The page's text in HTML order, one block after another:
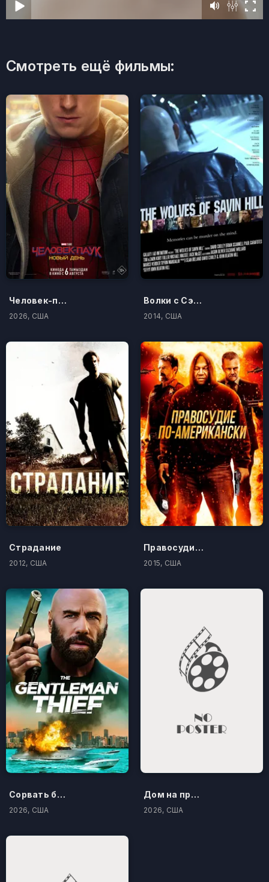
Смотреть ещё фильмы:
Человек-паук: Новый день
2026, США
Волки с Сэйвин-Хилл
2014, США
Страдание
2012, США
Правосудие по-американски
2015, США
Сорвать банк 3: Вор-джентльмен
2026, США
Дом на проклятом холме
2026, США